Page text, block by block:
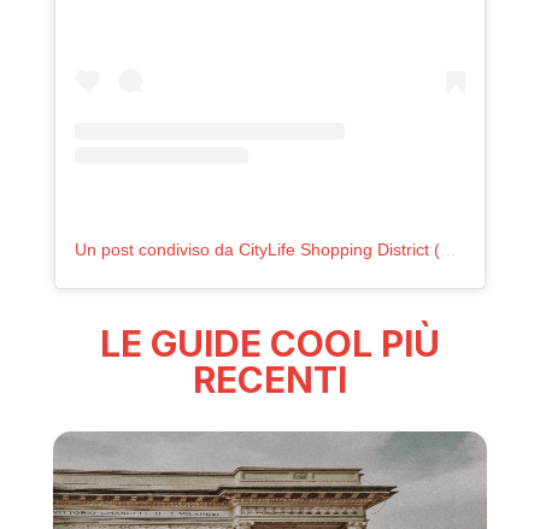
Un post condiviso da CityLife Shopping District (@citylifeshoppingdistrict)
LE GUIDE COOL PIÙ
RECENTI